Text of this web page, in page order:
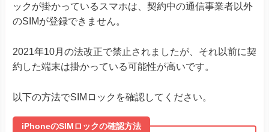
Redmi Note 10T
Redmi 12 5G
Motorola
Razr 40
Razr 40 ultra
Edge 40
G53J 5G
Huawei P40
ックが掛かっているスマホは、契約中の通信事業者以外
のSIMが登録できません。
2021年10月の法改正で禁止されましたが、それ以前に契
約した端末は掛かっている可能性が高いです。
以下の方法でSIMロックを確認してください。
iPhoneのSIMロックの確認方法